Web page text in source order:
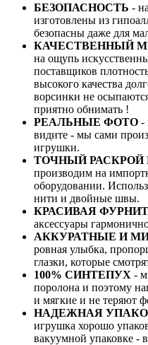
БЕЗОПАСНОСТЬ -
изготовлены из
безопасны даже для
КАЧЕСТВЕННЫЙ
на ощупь
поставщиков
высокого качества
ворсинки не
приятно обнимать !
РЕАЛЬНЫЕ ФОТО -
видите - мы сами
игрушки.
ТОЧНЫЙ
производим на
оборудовании.
нити и двойные швы.
КРАСИВАЯ
аксессуары
АККУРАТНЫЕ И
ровная улыбка,
глазки, которые
100% СИНТЕПУХ -
поролона и поэтому
и мягкие и не теряют
НАДЕЖНАЯ
игрушка хорошо
вакуумной упаковке -